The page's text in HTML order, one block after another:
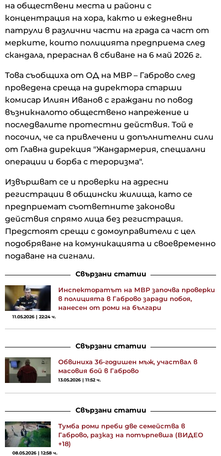
на обществени места и райони с
концентрация на хора, както и ежедневни
патрули в различни части на града са част от
мерките, които полицията предприема след
скандала, прераснал в сбиване на 6 май 2026 г.
Това съобщиха от ОД на МВР – Габрово след
проведена среща на директора старши
комисар Илиян Иванов с граждани по повод
възникналото обществено напрежение и
последвалите протестни действия. Той е
посочил, че са привлечени и допълнителни сили
от Главна дирекция "Жандармерия, специални
операции и борба с тероризма".
Извършват се и проверки на адресни
регистрации в общински жилища, като се
предприемат съответните законови
действия спрямо лица без регистрация.
Предстоят срещи с домоуправители с цел
подобряване на комуникацията и своевременно
подаване на сигнали.
Свързани статии
Инспекторатът на МВР започва проверки
в полицията в Габрово заради побоя,
нанесен от роми на българи
11.05.2026 | 22:24 ч.
Свързани статии
Обвиниха 36-годишен мъж, участвал в
масовия бой в Габрово
13.05.2026 | 11:52 ч.
Свързани статии
Тумба роми преби две семейства в
Габрово, разказ на потърпевша (ВИДЕО
+18)
08.05.2026 | 12:58 ч.